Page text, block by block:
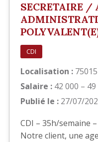
Identifier de nouve…
SECRETAIRE /
CDI
Localisation :
Salaire : 42 000 –
Publié le : 27/07/
CDI – 35h/semaine
Notre client, une